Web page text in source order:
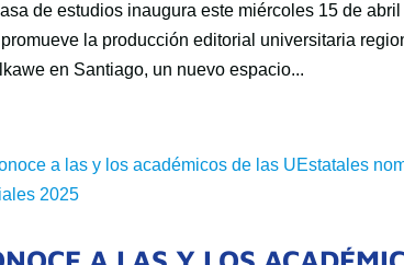
de estudios inaugura este miércoles 15 de
la producción editorial universitaria
en Santiago, un nuevo espacio...